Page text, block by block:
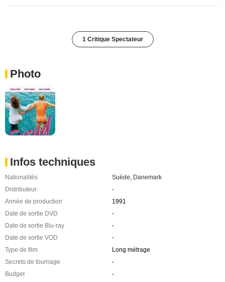
1 Critique Spectateur
Photo
Infos techniques
Nationalités Suède, Danemark
Distributeur
-
Année de production
1991
Date de sortie DVD
-
Date de sortie Blu-ray
-
Date de sortie VOD
-
Type de film
Long métrage
Secrets de tournage
-
Budget
-